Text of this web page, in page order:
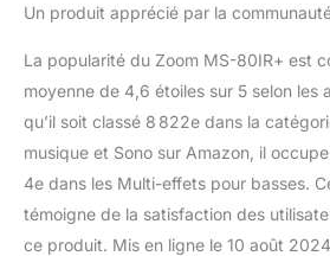
Un produit apprécié par la
La popularité du Zoom MS-80IR+ est
moyenne de 4,6 étoiles sur 5 selon les
qu’il soit classé 8 822e dans la
musique et Sono sur Amazon, il
4e dans les Multi-effets pour basses.
témoigne de la satisfaction des
ce produit. Mis en ligne le 10 août